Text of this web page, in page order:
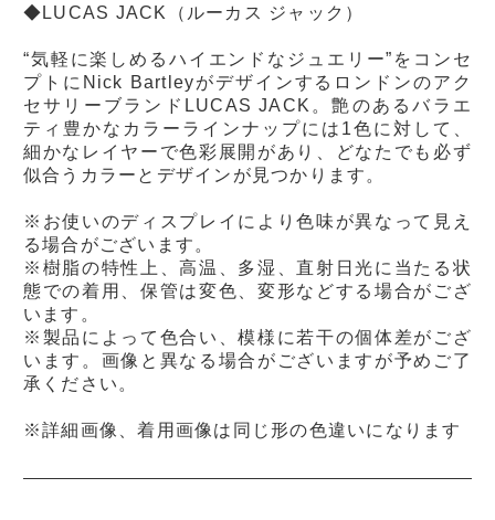
◆LUCAS JACK（ルーカス ジャック）
“気軽に楽しめるハイエンドなジュエリー”をコンセ
プトにNick Bartleyがデザインするロンドンのアク
セサリーブランドLUCAS JACK。艶のあるバラエ
ティ豊かなカラーラインナップには1色に対して、
細かなレイヤーで色彩展開があり、どなたでも必ず
似合うカラーとデザインが見つかります。
※お使いのディスプレイにより色味が異なって見え
る場合がございます。
※樹脂の特性上、高温、多湿、直射日光に当たる状
態での着用、保管は変色、変形などする場合がござ
います。
※製品によって色合い、模様に若干の個体差がござ
います。画像と異なる場合がございますが予めご了
承ください。
※詳細画像、着用画像は同じ形の色違いになります